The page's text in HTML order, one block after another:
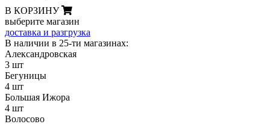
В КОРЗИНУ
выберите магазин
доставка и разгрузка
В наличии в 25-ти магазинах:
Александровская
3 шт
Бегуницы
4 шт
Большая Ижора
4 шт
Волосово